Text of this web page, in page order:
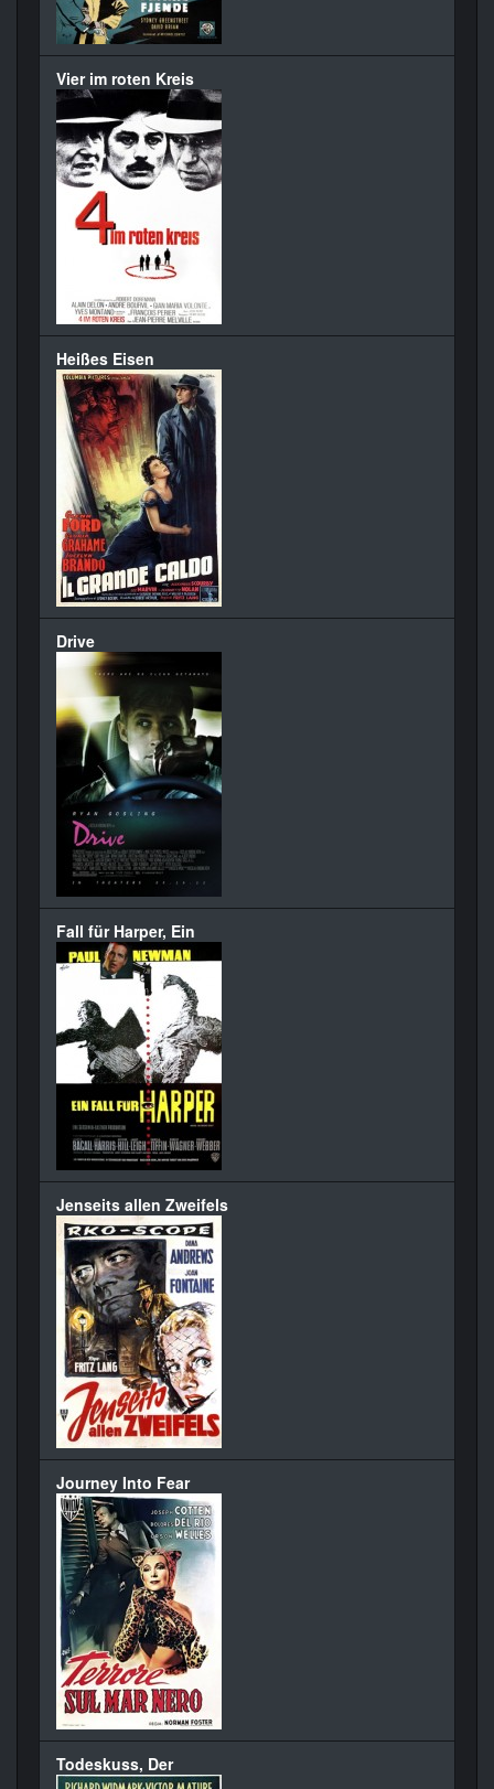
Vier im roten Kreis
Heißes Eisen
Drive
Fall für Harper, Ein
Jenseits allen Zweifels
Journey Into Fear
Todeskuss, Der